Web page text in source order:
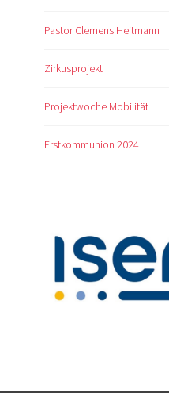
Pastor Clemens Heitmann
Zirkusprojekt
Projektwoche Mobilität
Erstkommunion 2024